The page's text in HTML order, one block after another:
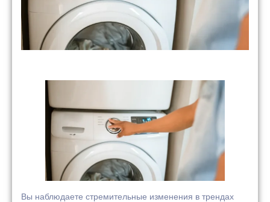
Вы наблюдаете стремительные изменения в трендах